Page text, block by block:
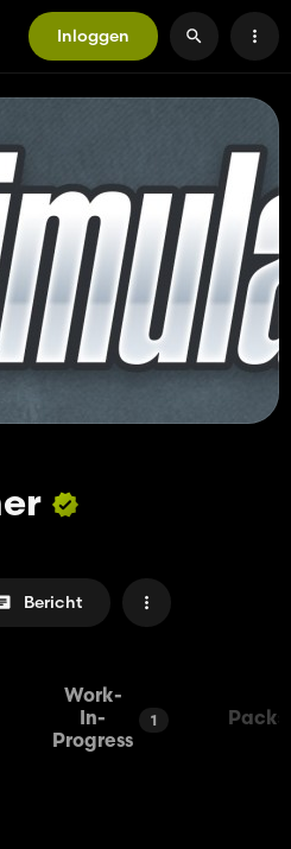
Inloggen
Bericht
Work-
In-
Progress
1 Packs